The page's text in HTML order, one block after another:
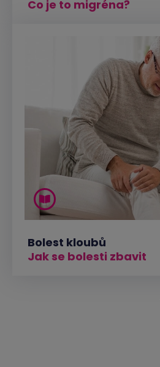
Co je to migréna?
Bolest kloubů
Jak se bolesti zbavit